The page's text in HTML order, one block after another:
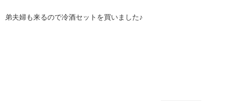
弟夫婦も来るので冷酒セットを買いました♪